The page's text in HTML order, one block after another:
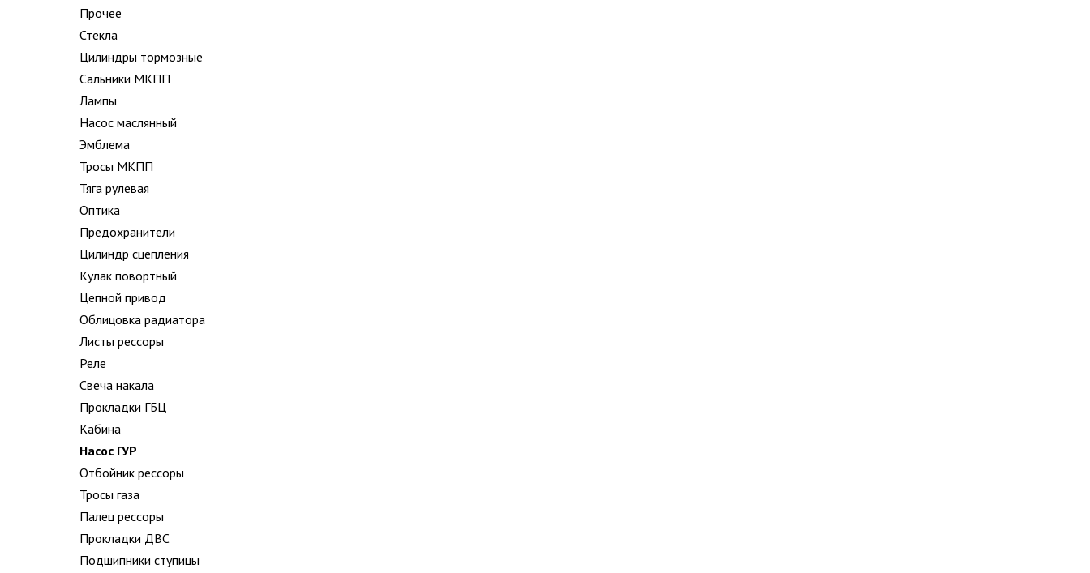
Прочее
Стекла
Цилиндры тормозные
Сальники МКПП
Лампы
Насос маслянный
Эмблема
Тросы МКПП
Тяга рулевая
Оптика
Предохранители
Цилиндр сцепления
Кулак повортный
Цепной привод
Облицовка радиатора
Листы рессоры
Реле
Свеча накала
Прокладки ГБЦ
Кабина
Насос ГУР
Отбойник рессоры
Тросы газа
Палец рессоры
Прокладки ДВС
Подшипники ступицы